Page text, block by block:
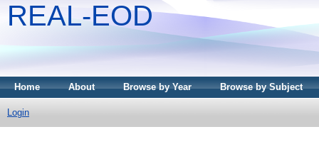
REAL-EOD
Home About Browse by Year Browse by Subject
Login